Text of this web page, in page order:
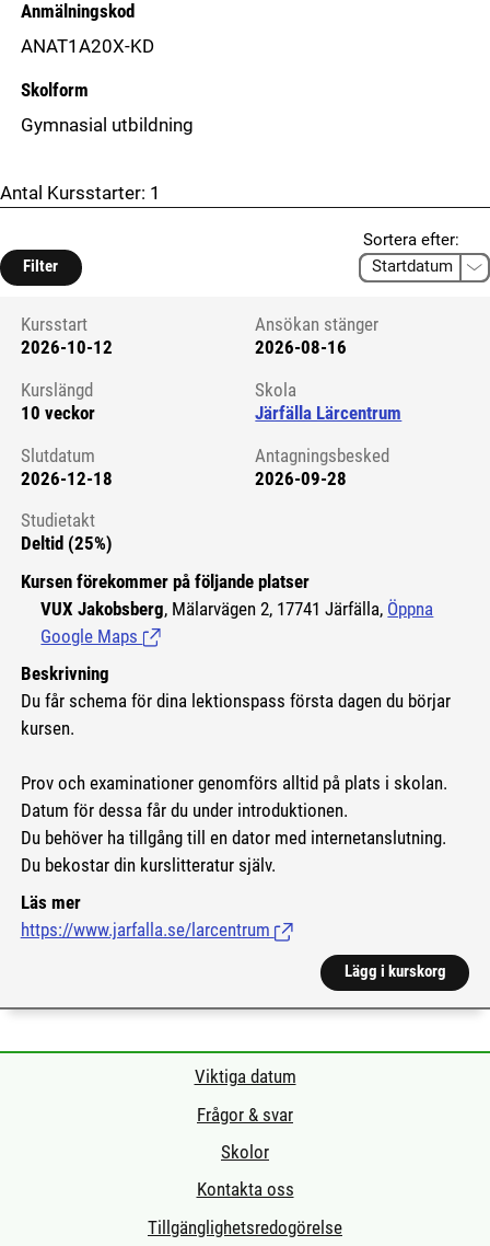
Anmälningskod
ANAT1A20X-KD
Skolform
Gymnasial utbildning
Antal Kursstarter: 1
Filter
Sortera efter:
Kursstart 6092750
Kursstart
2026-10-12
Ansökan stänger
2026-08-16
Kurslängd
10 veckor
Skola
Järfälla Lärcentrum
Slutdatum
2026-12-18
Antagningsbesked
2026-09-28
Studietakt
Deltid (25%)
Kursen förekommer på följande platser
VUX Jakobsberg, Mälarvägen 2, 17741 Järfälla, Öppna
Google Maps (Länk till extern sida.)
Beskrivning
Du får schema för dina lektionspass första dagen du börjar
kursen.
Prov och examinationer genomförs alltid på plats i skolan.
Datum för dessa får du under introduktionen.
Du behöver ha tillgång till en dator med internetanslutning.
Du bekostar din kurslitteratur själv.
Läs mer
https://www.jarfalla.se/larcentrum (Länk till extern sida.)
Lägg i kurskorg
Viktiga datum
Frågor & svar
Skolor
Kontakta oss
Tillgänglighetsredogörelse